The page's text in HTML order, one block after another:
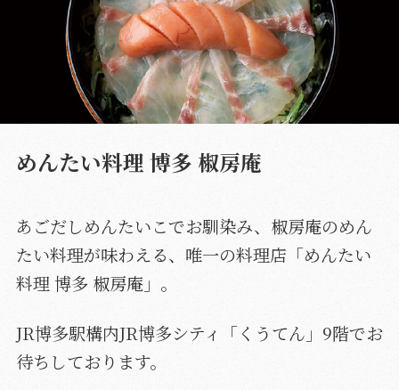
めんたい料理 博多 椒房庵
あごだしめんたいこでお馴染み、椒房庵のめん
たい料理が味わえる、唯一の料理店「めんたい
料理 博多 椒房庵」。
JR博多駅構内JR博多シティ「くうてん」9階でお
待ちしております。